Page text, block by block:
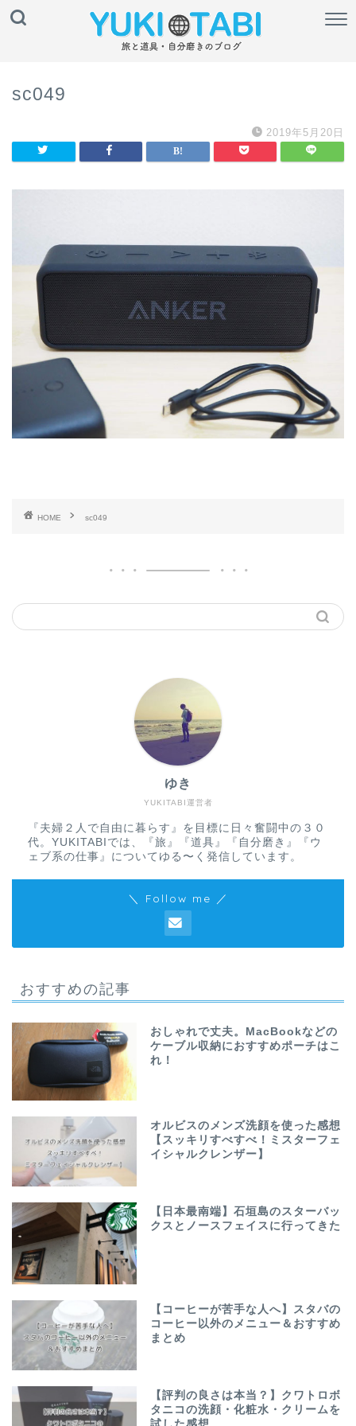
sc049
2019年5月20日
HOME sc049
YUKITABI運営者
ゆき
『夫婦２人で自由に暮らす』を目標に日々奮闘中の３０
代。YUKITABIでは、『旅』『道具』『自分磨き』『ウ
ェブ系の仕事』についてゆる〜く発信しています。
＼ Follow me ／
おすすめの記事
おしゃれで丈夫。MacBookなどの
ケーブル収納におすすめポーチはこ
れ！
オルビスのメンズ洗顔を使った感想
【スッキリすべすべ！ミスターフェ
イシャルクレンザー】
【日本最南端】石垣島のスターバッ
クスとノースフェイスに行ってきた
【コーヒーが苦手な人へ】スタバの
コーヒー以外のメニュー＆おすすめ
まとめ
【評判の良さは本当？】クワトロボ
タニコの洗顔・化粧水・クリームを